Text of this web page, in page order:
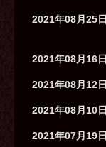
2021年08月25日
2021年08月16日
2021年08月12日
2021年08月10日
2021年07月19日